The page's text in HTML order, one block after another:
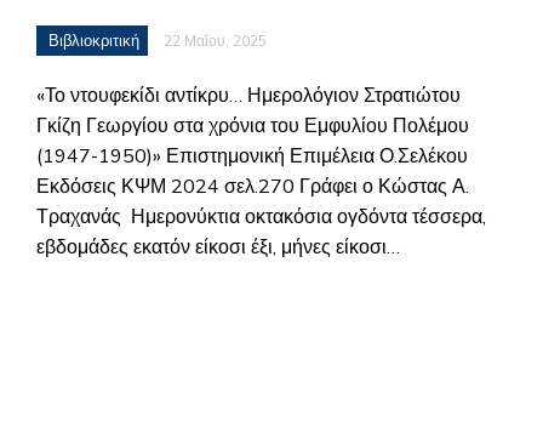
Βιβλιοκριτική 22 Μαΐου, 2025
«Το ντουφεκίδι αντίκρυ… Ημερολόγιον Στρατιώτου
Γκίζη Γεωργίου στα χρόνια του Εμφυλίου Πολέμου
(1947-1950)» Επιστημονική Επιμέλεια Ο.Σελέκου
Εκδόσεις ΚΨΜ 2024 σελ.270 Γράφει ο Κώστας Α.
Τραχανάς Ημερονύκτια οκτακόσια ογδόντα τέσσερα,
εβδομάδες εκατόν είκοσι έξι, μήνες είκοσι…